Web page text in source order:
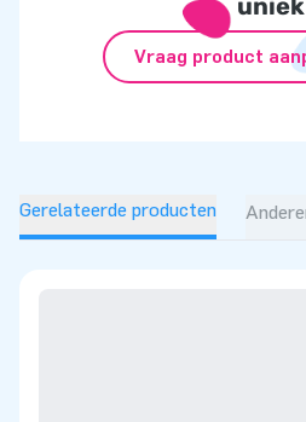
Vraag product
Gerelateerde producten